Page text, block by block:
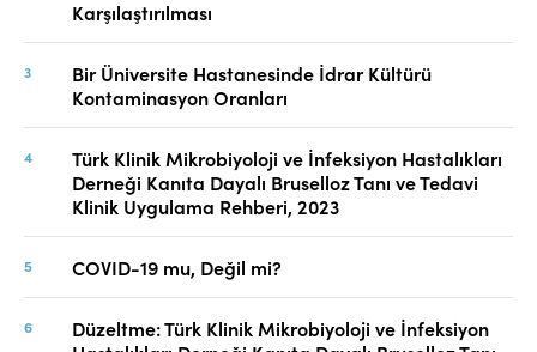
Karşılaştırılması
Bir Üniversite Hastanesinde İdrar Kültürü
Kontaminasyon Oranları
Türk Klinik Mikrobiyoloji ve İnfeksiyon Hastalıkları
Derneği Kanıta Dayalı Bruselloz Tanı ve Tedavi
Klinik Uygulama Rehberi, 2023
COVID-19 mu, Değil mi?
Düzeltme: Türk Klinik Mikrobiyoloji ve İnfeksiyon